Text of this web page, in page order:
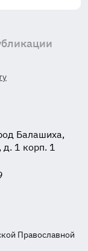
Балашиха,
д. 1 корп. 1
Православной